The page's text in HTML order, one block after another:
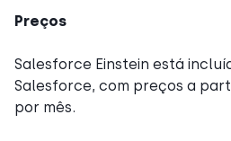
Preços
Salesforce Einstein está
Salesforce, com preços a
por mês.